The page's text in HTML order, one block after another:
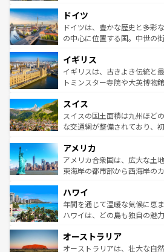
の城塞都市、穏やかなビーチ
せる。地方によって風土や気
性で
で、幅広い魅力が詰まってい
聖堂、美しいビーチ、そして
から魅了する。また、フラン
いる。シャンパンの発祥地で
香り高いラベンダー畑など、
らに、パリ以外の地域にも魅
れる地方に足を運ぶとそれぞ
きるだろう。 なお、新
を参照してほしい。
ドイツ
ドイツは、豊かな歴史と多彩
の中心に位置する国。中世の
顔を持つこの国は、どこを歩
ルリンの文化的活気、バイエ
してライン川沿いのワイン畑
は、お酒好きな人にはぜひ体験してほし
ドイツ情報はコンテンツ一覧
イギリス
イギリスは、古きよき伝統と
トミンスター寺院や大英博物
リアごとに異なる魅力がある
ティー、ビール好きにはたま
戦など、本場だからこそでき
ンツ一覧を参照してほしい。
スイス
スイスの国土面積は九州ほど
な交通網が整備されており、
の建物がそのまま残る町や、
博物館もあり、アルプス観光
ことができる。国民の所得が
ば市内交通費無料で観光を楽しむこ
着のスイス情報はコンテンツ
アメリカ
アメリカ合衆国は、広大な土
東海岸の都市部から西海岸の
のような巨大都市は、観光、
ンメントが詰まった刺激的な
西部には大自然が広がり、グ
部のニューオーリンズでは、
文化が魅力。旅行者はアメリ
ハワイ
年間を通じて温暖な気候に恵
ハワイは、どの島も独自の魅
ワイ島は見逃せない。また、
島だが、静かな自然を求める
オーストラリア
オーストラリアは、壮大な自